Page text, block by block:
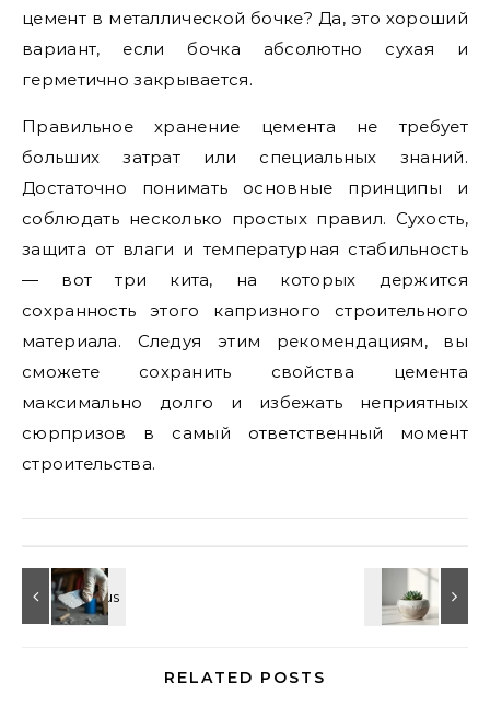
цемент в металлической бочке? Да, это хороший
вариант, если бочка абсолютно сухая и
герметично закрывается.
Правильное хранение цемента не требует
больших затрат или специальных знаний.
Достаточно понимать основные принципы и
соблюдать несколько простых правил. Сухость,
защита от влаги и температурная стабильность
— вот три кита, на которых держится
сохранность этого капризного строительного
материала. Следуя этим рекомендациям, вы
сможете сохранить свойства цемента
максимально долго и избежать неприятных
сюрпризов в самый ответственный момент
строительства.
RELATED POSTS